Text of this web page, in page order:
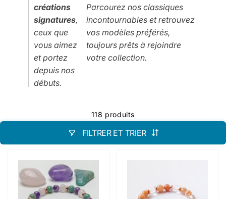
créations
signatures,
ceux que
vous aimez
et portez
depuis nos
débuts.
Parcourez nos classiques
incontournables et retrouvez
vos modèles préférés,
toujours prêts à rejoindre
votre collection.
118 produits
FILTRER ET TRIER